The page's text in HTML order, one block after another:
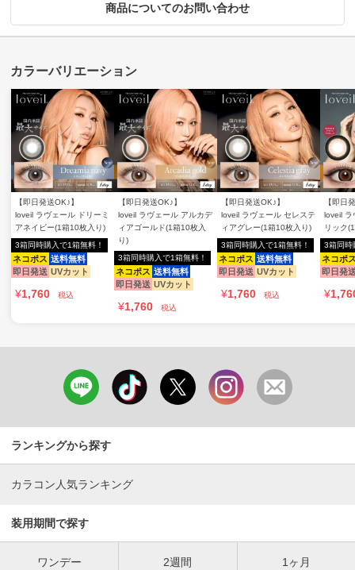
商品についてのお問い合わせ
【即日発送OK♪】
loveil ラヴェール ドリーミ
アネイビー(1箱10枚入り)
ネコポス 送料無料
即日発送 UVカット
3箱同時購入で1箱無料！
¥1,760 税込
【即日発送OK♪】
loveil ラヴェール アルカデ
ィアゴールド(1箱10枚入
り)
ネコポス 送料無料
即日発送 UVカット
3箱同時購入で1箱無料！
¥1,760 税込
【即日発送OK♪】
loveil ラヴェール セレステ
ィアグレー(1箱10枚入り)
ネコポス 送料無料
即日発送 UVカット
3箱同時購入で1箱無料！
¥1,760 税込
【即日
loveil ラ
リック
ネコポ
即日発
3箱同時
¥
ランキングから探す
カラコン人気ランキング
装用期間で探す
ワンデー 2週間 1ヶ月